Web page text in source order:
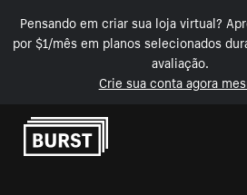
Pensando em criar sua loja virtual?
por $1/mês em planos selecionados
avaliação.
Crie sua conta agora
Pular para o conteúdo